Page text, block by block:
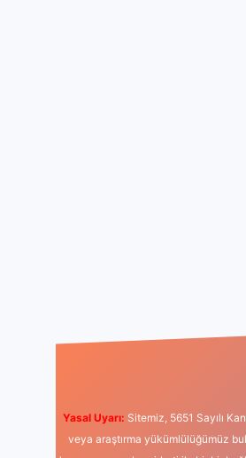
Yasal Uyarı: Sitemiz, 5651 Sayılı
veya araştırma yükümlülüğümüz